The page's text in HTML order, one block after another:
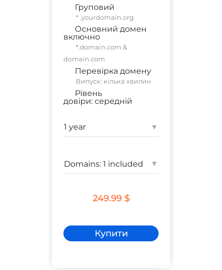
Груповий
* .yourdomain.org
Основний домен
включно
*.domain.com &
domain.com
Перевірка домену
Випуск: кілька хвилин
Рівень
довіри: середній
Гарантія: 500 000 $▾
▾
249.99 $
Купити